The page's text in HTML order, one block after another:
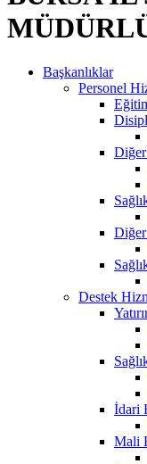
Başkanlıklar
Personel
Destek
İdari
Mali